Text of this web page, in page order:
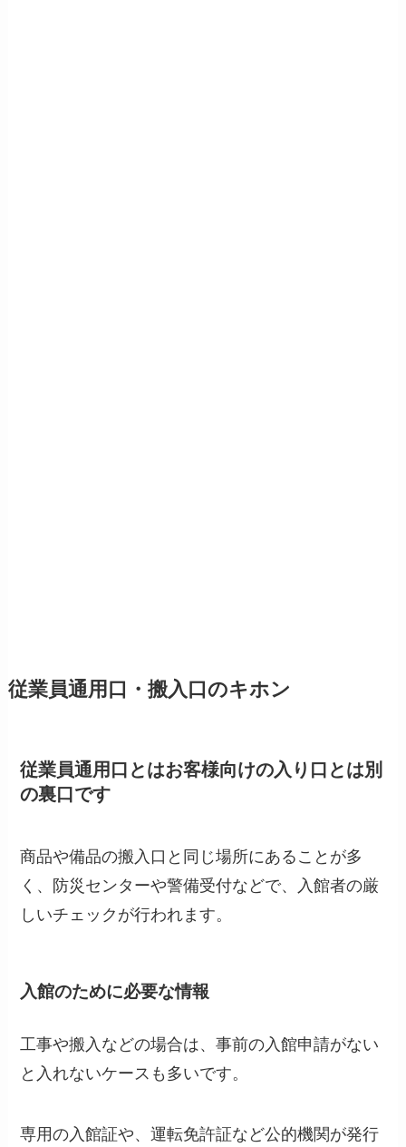
従業員通用口・搬入口のキホン
従業員通用口とはお客様向けの入り口とは別
の裏口です
商品や備品の搬入口と同じ場所にあることが多
く、防災センターや警備受付などで、入館者の厳
しいチェックが行われます。
入館のために必要な情報
工事や搬入などの場合は、事前の入館申請がない
と入れないケースも多いです。
専用の入館証や、運転免許証など公的機関が発行